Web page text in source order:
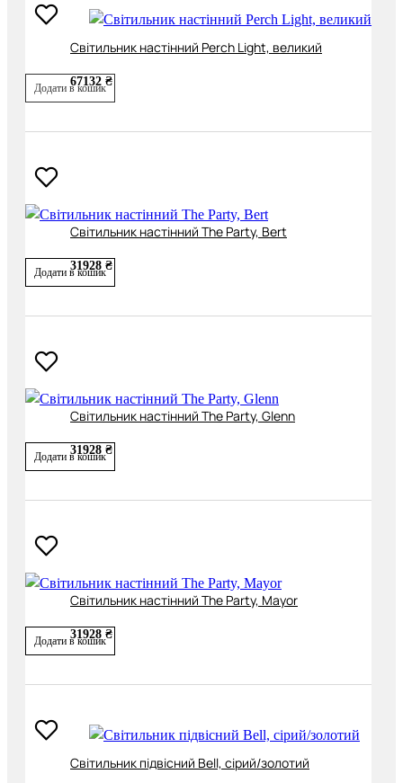
Світильник настінний Perch Light, великий
67132 ₴
Додати в кошик
Світильник настінний The Party, Bert
31928 ₴
Додати в кошик
Світильник настінний The Party, Glenn
31928 ₴
Додати в кошик
Світильник настінний The Party, Mayor
31928 ₴
Додати в кошик
Світильник підвісний Bell, сірий/золотий